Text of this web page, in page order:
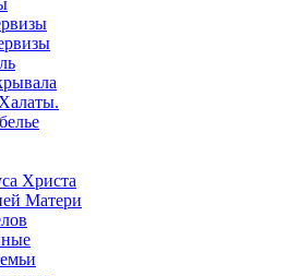
Христа
Матери